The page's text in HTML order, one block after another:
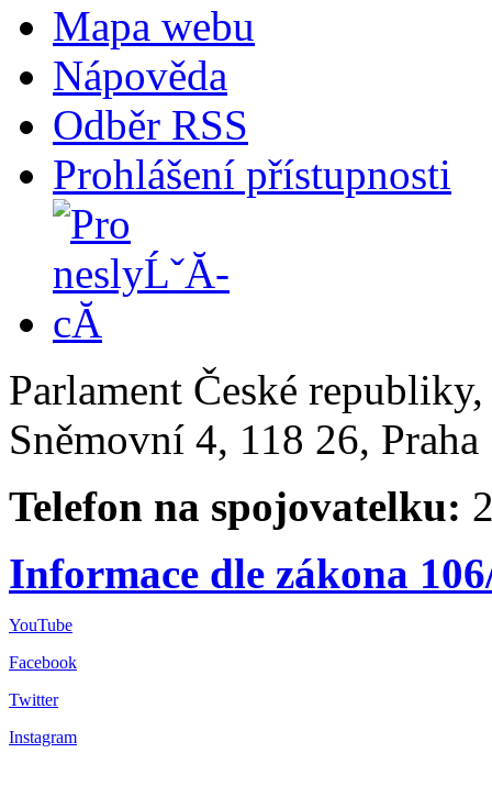
Mapa webu
Nápověda
Odběr RSS
Prohlášení přístupnosti
Parlament České
Sněmovní 4, 118 26,
Telefon na spojovatelku:
Informace dle zákona
YouTube
Facebook
Twitter
Instagram